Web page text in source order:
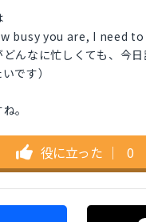
busy you are, I need to
どんなに忙しくても、今
です）
。
役に立った ｜ 0